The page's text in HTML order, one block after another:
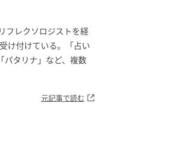
フレクソロジストを経
け付けている。「占い
パタリナ」など、複数
元記事で読む